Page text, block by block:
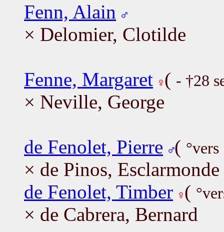
Fenn, Alain
× Delomier, Clotilde
Fenne, Margaret ( - †28
× Neville, George
de Fenolet, Pierre (
× de Pinos, Esclarmonde
de Fenolet, Timber (
× de Cabrera, Bernard